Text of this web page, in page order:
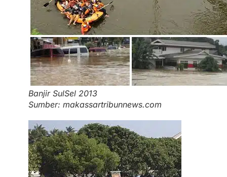
Banjir SulSel 2013
Sumber: makassartribunnews.com